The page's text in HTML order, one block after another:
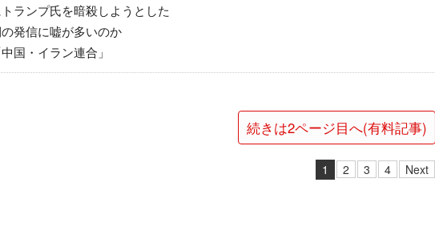
ランプ氏を暗殺しようとした
発信に嘘が多いのか
国・イラン連合」
続きは2ページ目へ(有料記事)
1 2 3 4 Next